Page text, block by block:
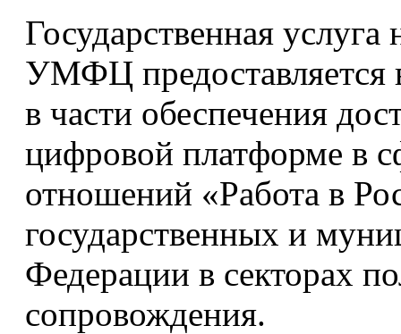
Государственная
УМФЦ предоставляется
в части обеспечения
цифровой платформе в
отношений «Работа в
государственных и
Федерации в секторах
сопровождения.